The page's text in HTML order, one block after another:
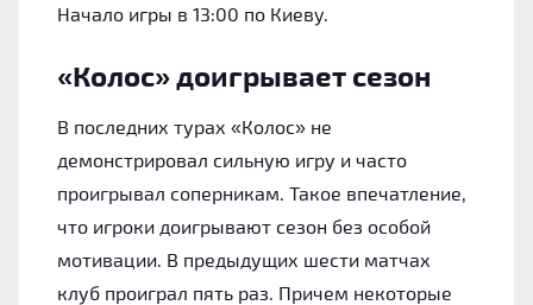
Начало игры в 13:00 по Киеву.
«Колос» доигрывает сезон
В последних турах «Колос» не
демонстрировал сильную игру и часто
проигрывал соперникам. Такое впечатление,
что игроки доигрывают сезон без особой
мотивации. В предыдущих шести матчах
клуб проиграл пять раз. Причем некоторые